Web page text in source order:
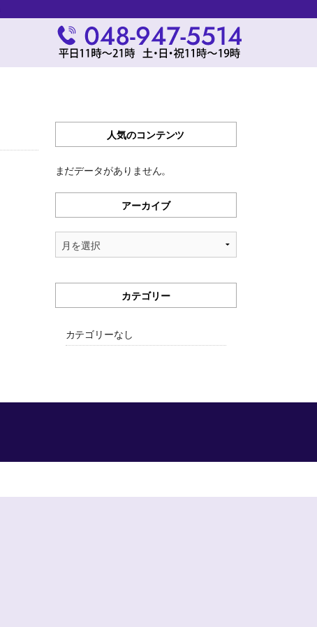
人気のコンテンツ
まだデータがありません。
アーカイブ
ア
ー
ブ
カテゴリー
カテゴリーなし